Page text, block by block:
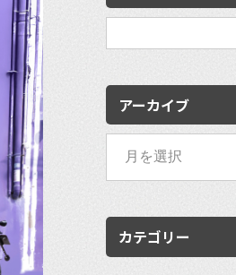
検
アーカイブ
カテゴリー